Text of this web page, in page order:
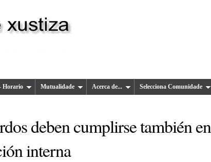
Horario Mutualidade Acerca de... Selecciona Comunidade
deben cumplirse también en
interna